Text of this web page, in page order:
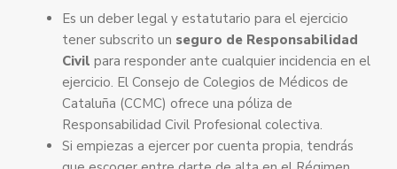
Es un deber legal y estatutario para el ejercicio
tener subscrito un seguro de Responsabilidad
Civil para responder ante cualquier incidencia en el
ejercicio. El Consejo de Colegios de Médicos de
Cataluña (CCMC) ofrece una póliza de
Responsabilidad Civil Profesional colectiva.
Si empiezas a ejercer por cuenta propia, tendrás